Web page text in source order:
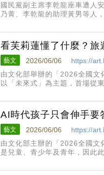
國民黨副主席李乾龍座車遭人
乃菁、李乾龍的助理黃男等人
楚茵痛斥，「李乾龍追蹤
看芙莉蓮懂了什麼？
藝文 2026/06/06
https://
由文化部舉辦的「2026全國文
以「未來式」為主題，首場從
蚯蚓文化總經理游智
AI時代孩子只會伸手要
藝文 2026/06/06
https://
由文化部主辦的「2026全國文
是兒童、青少年及青年，因此